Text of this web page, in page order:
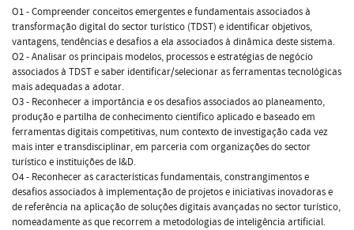
O1 - Compreender conceitos emergentes e fundamentais associados à
transformação digital do sector turístico (TDST) e identificar objetivos,
vantagens, tendências e desafios a ela associados à dinâmica deste sistema.
O2 - Analisar os principais modelos, processos e estratégias de negócio
associados à TDST e saber identificar/selecionar as ferramentas tecnológicas
mais adequadas a adotar.
O3 - Reconhecer a importância e os desafios associados ao planeamento,
produção e partilha de conhecimento científico aplicado e baseado em
ferramentas digitais competitivas, num contexto de investigação cada vez
mais inter e transdisciplinar, em parceria com organizações do sector
turístico e instituições de I&D.
O4 - Reconhecer as características fundamentais, constrangimentos e
desafios associados à implementação de projetos e iniciativas inovadoras e
de referência na aplicação de soluções digitais avançadas no sector turístico,
nomeadamente as que recorrem a metodologias de inteligência artificial.